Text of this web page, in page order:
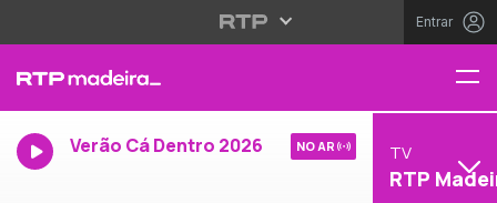
Entrar
Verão Cá Dentro 2026 NO AR TV
RTP